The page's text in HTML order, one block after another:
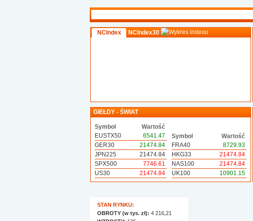
NCIndex NCIndex30
GIEŁDY - ŚWIAT
Symbol
Wartość
EUSTX50
6541.47
GER30
21474.84
JPN225
21474.84
SPX500
7746.61
US30
21474.84
Symbol
Wartość
FRA40
8729.93
HKG33
21474.84
NAS100
21474.84
UK100
10901.15
STAN RYNKU:
OBROTY (w tys. zł): 4 216,21